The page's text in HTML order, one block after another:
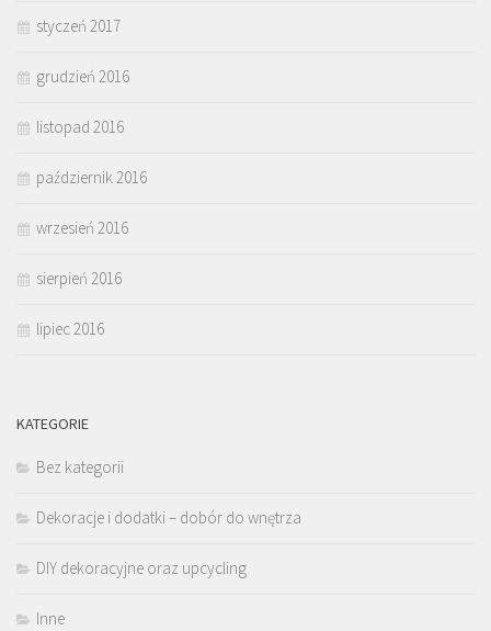
styczeń 2017
grudzień 2016
listopad 2016
październik 2016
wrzesień 2016
sierpień 2016
lipiec 2016
KATEGORIE
Bez kategorii
Dekoracje i dodatki – dobór do wnętrza
DIY dekoracyjne oraz upcycling
Inne